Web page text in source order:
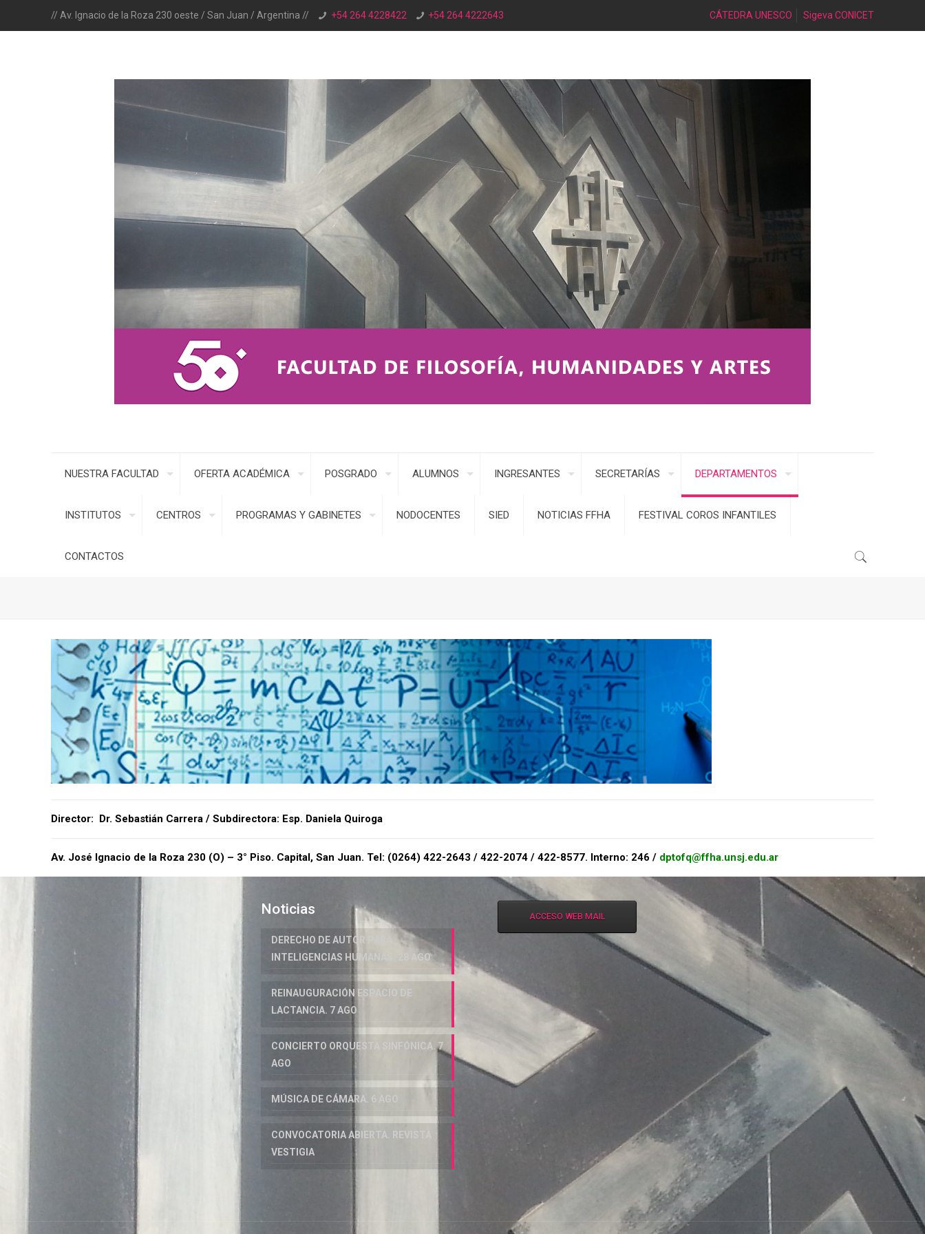
// Av. Ignacio de la Roza 230 oeste / San Juan / Argentina // +54 264 4228422 +54 264 4222643 CÁTEDRA UNESCO Sigeva CONICET
NUESTRA FACULTAD OFERTA ACADÉMICA POSGRADO ALUMNOS INGRESANTES SECRETARÍAS DEPARTAMENTOS
INSTITUTOS CENTROS PROGRAMAS Y GABINETES NODOCENTES SIED NOTICIAS FFHA FESTIVAL COROS INFANTILES
CONTACTOS
Director: Dr. Sebastián Carrera / Subdirectora: Esp. Daniela Quiroga
Av. José Ignacio de la Roza 230 (O) – 3° Piso. Capital, San Juan. Tel: (0264) 422-2643 / 422-2074 / 422-8577. Interno: 246 / dptofq@ffha.unsj.edu.ar
Noticias
DERECHO DE AUTOR PARA
INTELIGENCIAS HUMANAS. 28 AGO
REINAUGURACIÓN ESPACIO DE
LACTANCIA. 7 AGO
CONCIERTO ORQUESTA SINFÓNICA. 7
AGO
MÚSICA DE CÁMARA. 6 AGO
CONVOCATORIA ABIERTA. REVISTA
VESTIGIA
ACCESO WEB MAIL